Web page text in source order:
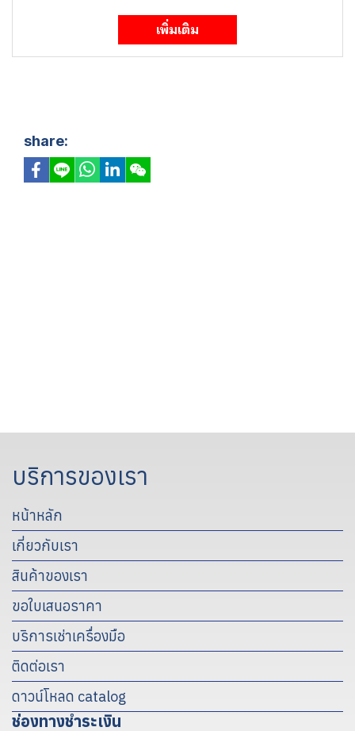
เพิ่มเติม
share:
บริการของเรา
หน้าหลัก
เกี่ยวกับเรา
สินค้าของเรา
ขอใบเสนอราคา
บริการเช่าเครื่องมือ
ติดต่อเรา
ดาวน์โหลด catalog
ช่องทางชำระเงิน